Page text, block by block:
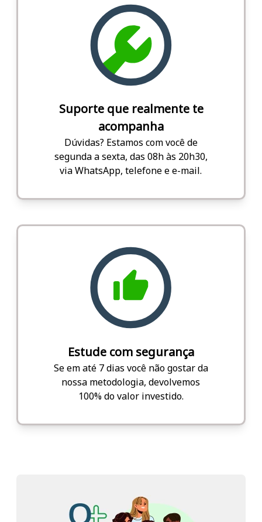
Suporte que realmente te
acompanha
Dúvidas? Estamos com você de
segunda a sexta, das 08h às 20h30,
via WhatsApp, telefone e e-mail.
Estude com segurança
Se em até 7 dias você não gostar da
nossa metodologia, devolvemos
100% do valor investido.